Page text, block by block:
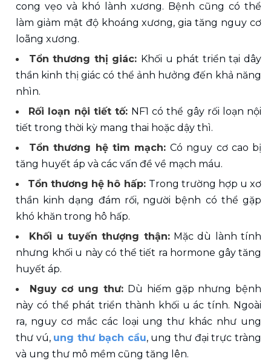
cong vẹo và khó lành xương. Bệnh cũng có thể
làm giảm mật độ khoáng xương, gia tăng nguy cơ
loãng xương.
Tổn thương thị giác: Khối u phát triển tại dây
thần kinh thị giác có thể ảnh hưởng đến khả năng
nhìn.
Rối loạn nội tiết tố: NF1 có thể gây rối loạn nội
tiết trong thời kỳ mang thai hoặc dậy thì.
Tổn thương hệ tim mạch: Có nguy cơ cao bị
tăng huyết áp và các vấn đề về mạch máu.
Tổn thương hệ hô hấp: Trong trường hợp u xơ
thần kinh dạng đám rối, người bệnh có thể gặp
khó khăn trong hô hấp.
Khối u tuyến thượng thận: Mặc dù lành tính
nhưng khối u này có thể tiết ra hormone gây tăng
huyết áp.
Nguy cơ ung thư: Dù hiếm gặp nhưng bệnh
này có thể phát triển thành khối u ác tính. Ngoài
ra, nguy cơ mắc các loại ung thư khác như ung
thư vú, ung thư bạch cầu, ung thư đại trực tràng
và ung thư mô mềm cũng tăng lên.